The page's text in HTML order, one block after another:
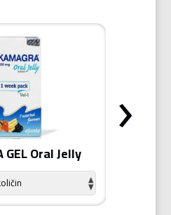
GEL Oral Jelly
›